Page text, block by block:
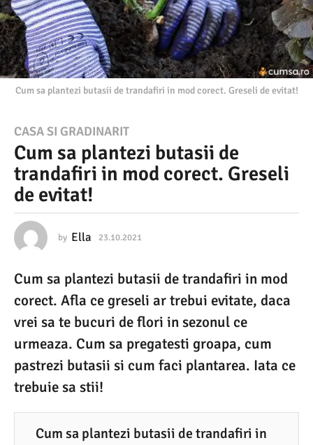
Cum sa plantezi butasii de trandafiri in mod corect. Greseli de evitat!
2
3
.
1
.
0
2
1
2
0
.
0
CASA SI GRADINARIT
Cum sa plantezi butasii de
trandafiri in mod corect. Greseli
de evitat!
by Ella 23.10.2021
0
.
2
0
2
Cum sa plantezi butasii de trandafiri in mod
corect. Afla ce greseli ar trebui evitate, daca
vrei sa te bucuri de flori in sezonul ce
urmeaza. Cum sa pregatesti groapa, cum
pastrezi butasii si cum faci plantarea. Iata ce
trebuie sa stii!
Cum sa plantezi butasii de trandafiri in